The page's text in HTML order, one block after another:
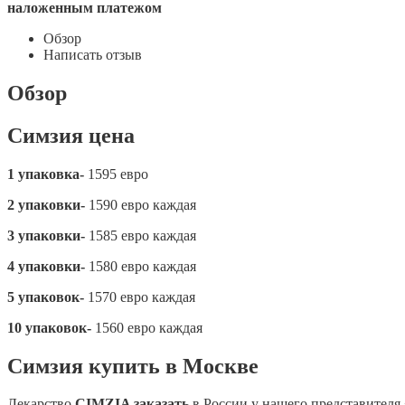
наложенным платежом
Обзор
Написать отзыв
Обзор
Симзия цена
1 упаковка- 1595 евро
2 упаковки- 1590 евро каждая
3 упаковки- 1585 евро каждая
4 упаковки- 1580 евро каждая
5 упаковок- 1570 евро каждая
10 упаковок- 1560 евро каждая
Симзия купить в Москве